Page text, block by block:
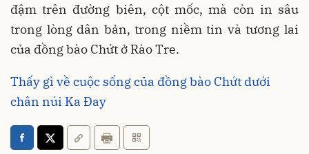
đậm trên đường biên, cột mốc, mà còn in sâu
trong lòng dân bản, trong niềm tin và tương lai
của đồng bào Chứt ở Rào Tre.
Thấy gì về cuộc sống của đồng bào Chứt dưới
chân núi Ka Đay